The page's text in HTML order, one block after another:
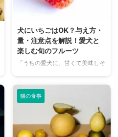
せん。 結論から言うと、犬は桃
し、安心して与えるためには、い
くつかのポイントを知っておく必
要があります。 この記事では、
犬に桃を与える際のメリットやデ
メリット、与え方、注意点まで、
きたい情報を詳しく解説します。
...
犬にいちごはOK？与え方・
量・注意点を解説！愛犬と
楽しむ旬のフルーツ
「うちの愛犬に、甘くて美味しそ
んか？ 食卓に並ぶ真っ赤ないち
ごを見て、キラキラした瞳で見つ
めてくる愛犬に、ついつい一口あ
げたくなってしまいますよね。し
かし、犬にとって安全なのか、ど
猫の食事